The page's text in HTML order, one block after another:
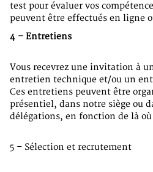
test pour évaluer vos
peuvent être effectués en ligne
4 – Entretiens
Vous recevrez une invitation à
entretien technique et/ou un
Ces entretiens peuvent être
présentiel, dans notre siège ou
délégations, en fonction de là
5 – Sélection et recrutement